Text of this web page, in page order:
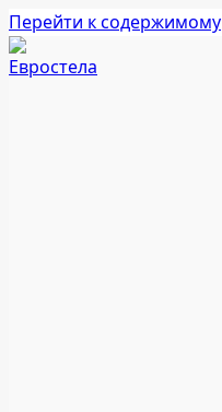
Перейти к содержимому